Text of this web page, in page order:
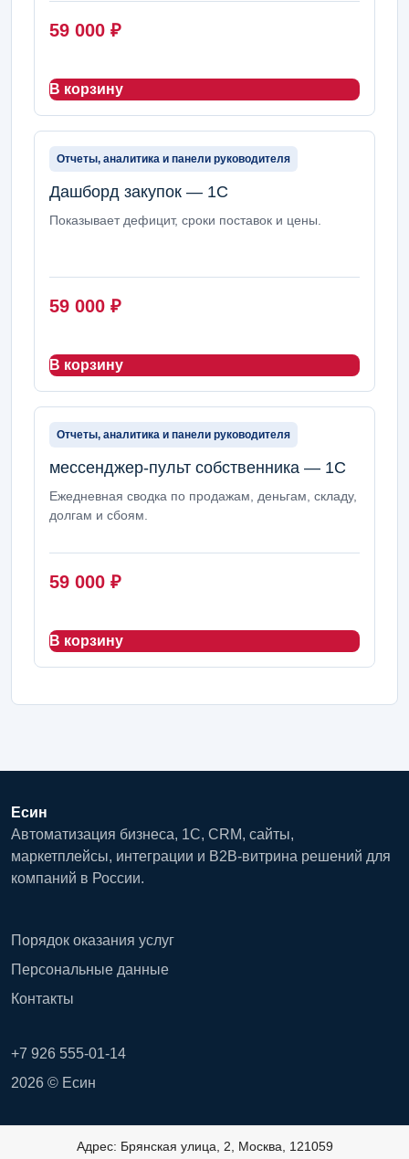
59 000 ₽
В корзину
Отчеты, аналитика и панели руководителя
Дашборд закупок — 1С
Показывает дефицит, сроки поставок и цены.
59 000 ₽
В корзину
Отчеты, аналитика и панели руководителя
мессенджер-пульт собственника — 1С
Ежедневная сводка по продажам, деньгам, складу,
долгам и сбоям.
59 000 ₽
В корзину
Есин
Автоматизация бизнеса, 1С, CRM, сайты,
маркетплейсы, интеграции и B2B-витрина решений для
компаний в России.
Порядок оказания услуг
Персональные данные
Контакты
+7 926 555-01-14
2026 © Есин
Адрес: Брянская улица, 2, Москва, 121059